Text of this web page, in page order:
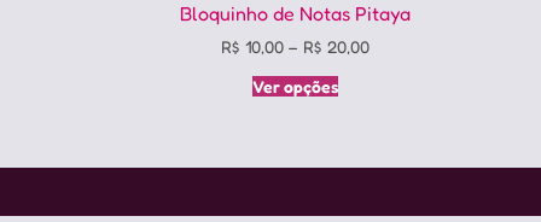
Bloquinho de Notas Pitaya
R$ 10,00 – R$ 20,00Price
Ver opçõesEste
variantes.